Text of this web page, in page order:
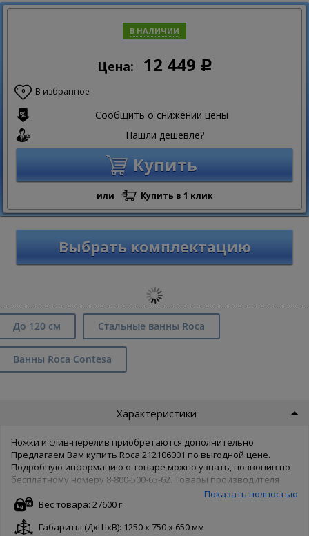
В НАЛИЧИИ
Цена: 12 449 Р
0 В избранное
Сообщить о снижении цены
Нашли дешевле?
Купить
или Купить в 1 клик
Выбрать комплектацию
До 120 см Стальные ванны Roca
Ванны Roca Contesa
Характеристики
Ножки и слив-перелив приобретаются дополнительно
Предлагаем Вам купить Roca 212106001 по выгодной цене.
Подробную информацию о товаре можно узнать, позвонив по
бесплатному номеру 8-800-500-65-62. Товары производителя
известны во всем мире, поэтому Roca беспокоятся о качестве
товара и защищают его своей гарантией. Чтобы купить Roca
212106001 в нашем интернет магазине, Вам достаточно
оформить заказ онлайн на сайте. Доступны как полная форма
Показать полностью
Вес товара: 27600 г
Габариты (ДxШxВ): 1250 x 750 x 650 мм